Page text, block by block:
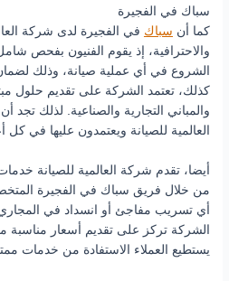
سباك في الفجيرة
كما أن سباك في الفجيرة لدى شركة
والاحترافية، إذ يقوم الفنيون بفحص
الشروع في أي عملية صيانة، وذلك
كذلك، تعتمد الشركة على تقديم حلول
والمباني التجارية والصناعية. لذلك تجد
العالمية للصيانة ويعتمدون عليها في كل
أيضا، تقدم شركة العالمية للصيانة
من خلال فريق سباك في الفجيرة
أي تسريب مفاجئ أو انسداد في
الشركة تركز على تقديم أسعار مناسبة
يستطيع العملاء الاستفادة من خدمات